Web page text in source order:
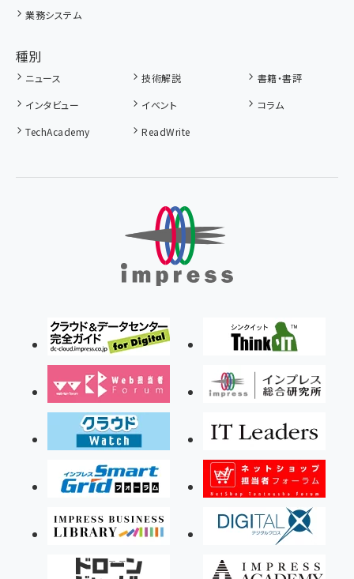
業務システム
種別
ニュース 技術解説
書籍・書評
インタビュー
イベント
コラム
TechAcademy
ReadWrite